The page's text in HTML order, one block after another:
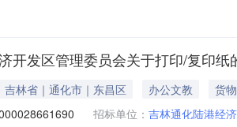
开发区管理委员会关于打印/复印
吉林省｜通化市｜东昌区 办公文教
货物
招标单位： 吉林通化陆港经